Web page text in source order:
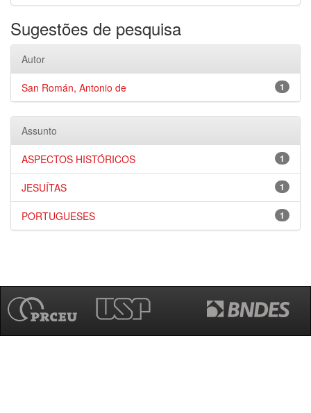
Sugestões de pesquisa
Autor
1
San Román, Antonio de
Assunto
1
ASPECTOS HISTÓRICOS
1
JESUÍTAS
1
PORTUGUESES